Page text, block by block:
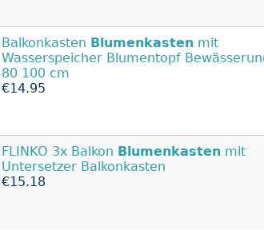
Balkonkasten Blumenkasten mit
Wasserspeicher Blumentopf
80 100 cm
€14.95
FLINKO 3x Balkon Blumenkasten mit
Untersetzer Balkonkasten
€15.18